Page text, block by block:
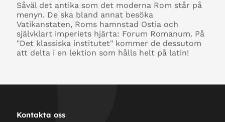
Såväl det antika som det moderna Rom står på
menyn. De ska bland annat besöka
Vatikanstaten, Roms hamnstad Ostia och
självklart imperiets hjärta: Forum Romanum. På
"Det klassiska institutet" kommer de dessutom
att delta i en lektion som hålls helt på latin!
Kontakta oss